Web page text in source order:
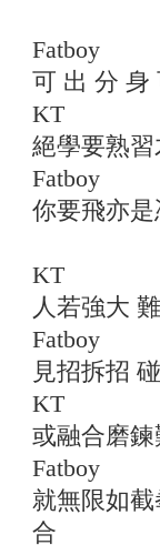
Fatboy
可 出 分 身
KT
絕學要熟
Fatboy
你要飛亦
KT
人若強大
Fatboy
見招拆招
KT
或融合磨鍊
Fatboy
就無限如截
合